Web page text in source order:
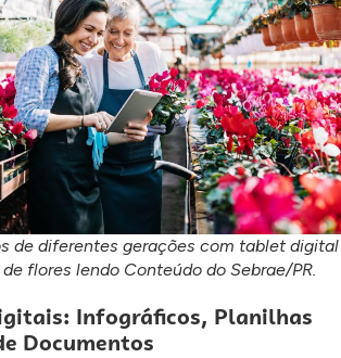
de diferentes gerações com tablet digital
flores lendo Conteúdo do Sebrae/PR.
Infográficos, Planilhas
Documentos